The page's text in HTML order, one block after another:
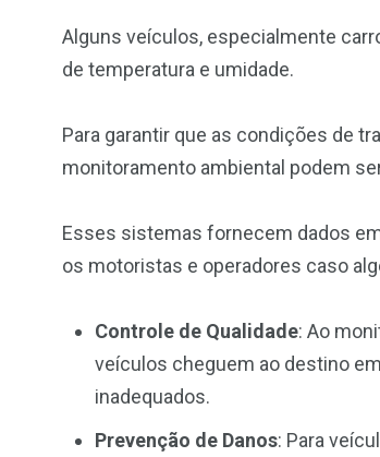
Alguns veículos, especialmente
de temperatura e umidade.
Para garantir que as condições de
monitoramento ambiental podem
Esses sistemas fornecem dados
os motoristas e operadores caso
Controle de Qualidade: Ao
veículos cheguem ao destino
inadequados.
Prevenção de Danos: Para